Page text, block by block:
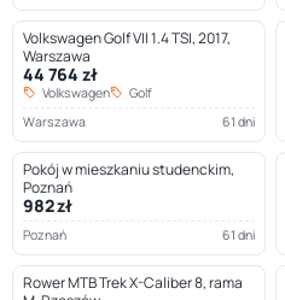
Volkswagen Golf VII 1.4 TSI, 2017,
Warszawa
44 764 zł
Volkswagen
Golf
Warszawa
61 dni
Pokój w mieszkaniu studenckim,
Poznań
982 zł
Poznań 61 dni
Rower MTB Trek X-Caliber 8, rama